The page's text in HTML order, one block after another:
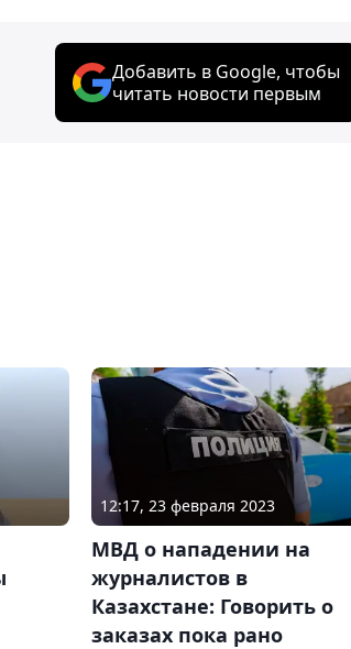
Добавить в Google, чтобы
читать новости первым
12:17, 23 февраля 2023
МВД о нападении на
журналистов в
Казахстане: Говорить о
заказах пока рано